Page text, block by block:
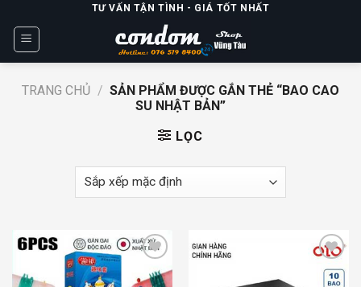
content
TƯ VẤN TẬN TÌNH - GIÁ TỐT NHẤT
TRANG CHỦ / SẢN PHẨM ĐƯỢC GẮN THẺ “BAO CAO
SU NHẬT BẢN”
LỌC